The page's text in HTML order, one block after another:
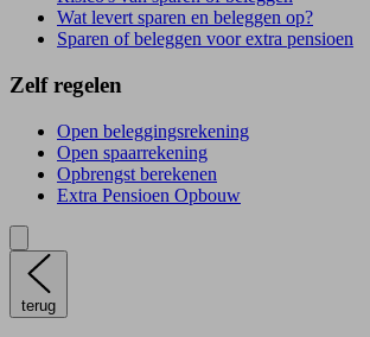
Wat levert sparen en beleggen op?
Sparen of beleggen voor extra pensioen
Zelf regelen
Open beleggingsrekening
Open spaarrekening
Opbrengst berekenen
Extra Pensioen Opbouw
terug